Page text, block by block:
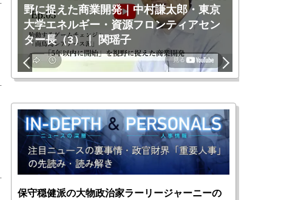
野に捉えた商業開発｜中村謙太郎・東京
大学エネルギー・資源フロンティアセン
ター長（3）｜ 関瑶子
保守穏健派の大物政治家ラーリージャーニーの